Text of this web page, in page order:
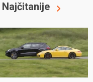
Najčitanije